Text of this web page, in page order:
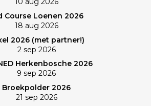
Course Loenen 2026
18 aug 2026
2026 (met partner!)
2 sep 2026
Herkenbosche 2026
9 sep 2026
Broekpolder 2026
21 sep 2026